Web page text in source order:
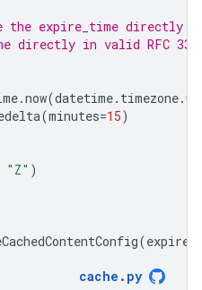
the expire_time directly
directly in valid RFC
.now(datetime. timezone.
(minutes=15)
"Z" )
(
cache . py